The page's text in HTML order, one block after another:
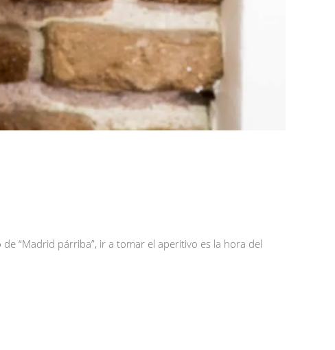
“Madrid párriba”, ir a tomar el aperitivo es la hora del